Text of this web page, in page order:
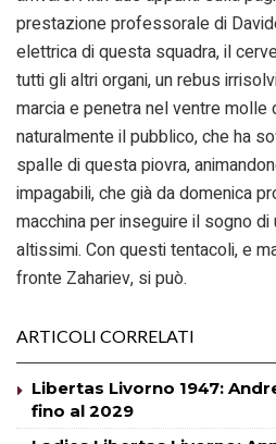
prestazione professorale di
elettrica di questa squadra, il
tutti gli altri organi, un rebus
marcia e penetra nel ventre
naturalmente il pubblico, che ha
spalle di questa piovra,
impagabili, che già da domenica
macchina per inseguire il sogno
altissimi. Con questi tentacoli, e
fronte Zahariev, si può.
ARTICOLI CORRELATI
Libertas Livorno 1947:
fino al 2029